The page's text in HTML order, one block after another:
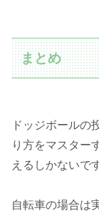
まとめ
ドッジボールの
り方をマスター
えるしかないで
自転車の場合は